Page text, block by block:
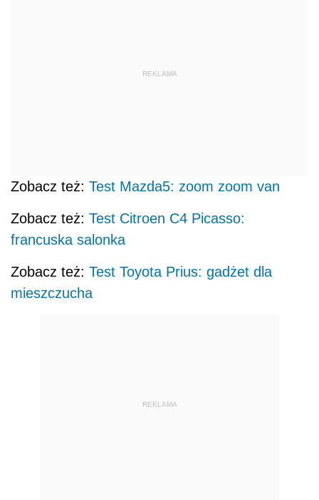
REKLAMA
Zobacz też: Test Mazda5: zoom zoom van
Zobacz też: Test Citroen C4 Picasso:
francuska salonka
Zobacz też: Test Toyota Prius: gadżet dla
mieszczucha
REKLAMA